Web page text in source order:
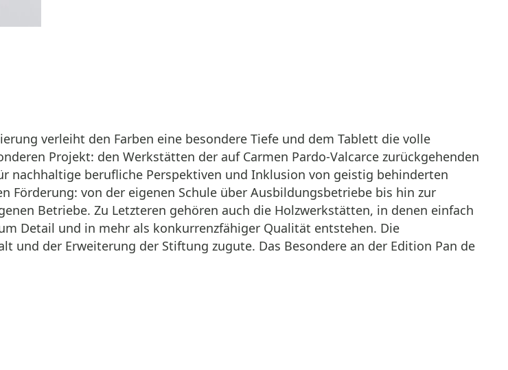
verleiht den Farben eine besondere Tiefe und dem Tablett die volle
Projekt: den Werkstätten der auf Carmen Pardo-Valcarce zurückgehenden
nachhaltige berufliche Perspektiven und Inklusion von geistig behinderten
Förderung: von der eigenen Schule über Ausbildungsbetriebe bis hin zur
Betriebe. Zu Letzteren gehören auch die Holzwerkstätten, in denen einfach
Detail und in mehr als konkurrenzfähiger Qualität entstehen. Die
der Erweiterung der Stiftung zugute. Das Besondere an der Edition Pan de